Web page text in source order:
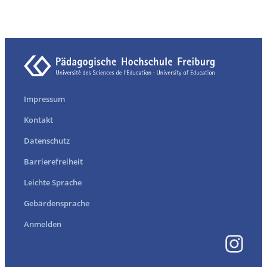
Impressum
Kontakt
Datenschutz
Barrierefreiheit
Leichte Sprache
Gebärdensprache
Anmelden